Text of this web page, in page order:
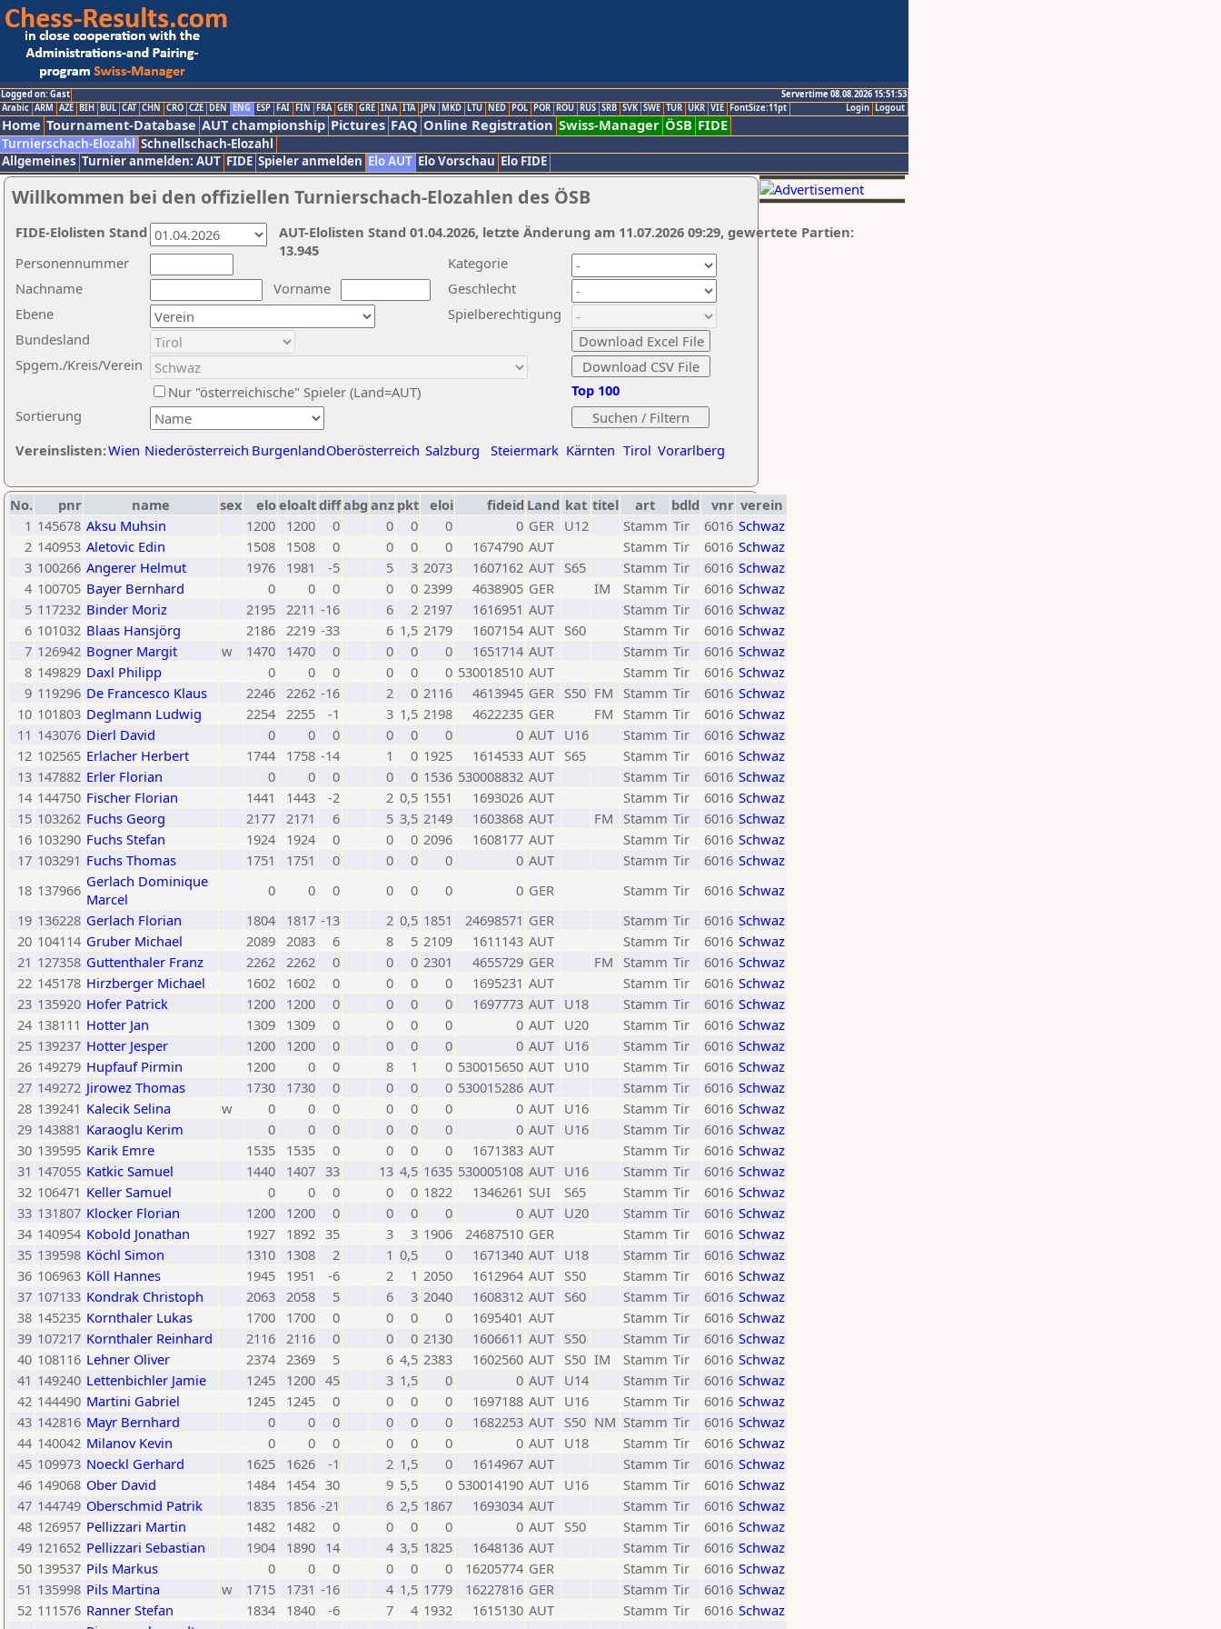
Logged on: Gast
Servertime 08.08.2026 15:51:53
Logout
Login
Arabic ARM AZE BIH BUL CAT CHN CRO CZE DEN ENG ESP FAI FIN FRA GER GRE INA ITA JPN MKD LTU NED POL POR ROU RUS SRB SVK SWE TUR UKR VIE FontSize:11pt
Home Tournament-Database AUT championship Pictures FAQ Online Registration Swiss-Manager ÖSB FIDE
Turnierschach-Elozahl Schnellschach-Elozahl
Allgemeines Turnier anmelden: AUT FIDE Spieler anmelden Elo AUT Elo Vorschau Elo FIDE
Willkommen bei den offiziellen Turnierschach-Elozahlen des ÖSB
Nachname
Vorname
Ebene
Kategorie
Sortierung
Personennummer
Bundesland
Spgem./Kreis/Verein
Geschlecht
Nur "österreichische" Spieler (Land=AUT)
Spielberechtigung
Vereinslisten:Wien Niederösterreich BurgenlandOberösterreich Salzburg Steiermark Kärnten Tirol Vorarlberg
Top 100
AUT-Elolisten Stand 01.04.2026, letzte Änderung am 11.07.2026 09:29, gewertete Partien:
13.945
FIDE-Elolisten Stand
No. pnr name sex eloeloaltdiffabg anz pkt eloi fideid Land kat titel art bdld vnr verein
1 145678 Aksu Muhsin 1200 1200 0 0 0 0 0 GER U12 Stamm Tir 6016 Schwaz
2 140953 Aletovic Edin 1508 1508 0 0 0 0 1674790 AUT Stamm Tir 6016 Schwaz
3 100266 Angerer Helmut 1976 1981 -5 5 3 2073 1607162 AUT S65 Stamm Tir 6016 Schwaz
4 100705 Bayer Bernhard 0 0 0 0 0 2399 4638905 GER IM Stamm Tir 6016 Schwaz
5 117232 Binder Moriz 2195 2211 -16 6 2 2197 1616951 AUT Stamm Tir 6016 Schwaz
6 101032 Blaas Hansjörg 2186 2219 -33 6 1,5 2179 1607154 AUT S60 Stamm Tir 6016 Schwaz
7 126942 Bogner Margit w 1470 1470 0 0 0 0 1651714 AUT Stamm Tir 6016 Schwaz
8 149829 Daxl Philipp 0 0 0 0 0 0 530018510 AUT Stamm Tir 6016 Schwaz
9 119296 De Francesco Klaus 2246 2262 -16 2 0 2116 4613945 GER S50 FM Stamm Tir 6016 Schwaz
10 101803 Deglmann Ludwig 2254 2255 -1 3 1,5 2198 4622235 GER FM Stamm Tir 6016 Schwaz
11 143076 Dierl David 0 0 0 0 0 0 0 AUT U16 Stamm Tir 6016 Schwaz
12 102565 Erlacher Herbert 1744 1758 -14 1 0 1925 1614533 AUT S65 Stamm Tir 6016 Schwaz
13 147882 Erler Florian 0 0 0 0 0 1536 530008832 AUT Stamm Tir 6016 Schwaz
14 144750 Fischer Florian 1441 1443 -2 2 0,5 1551 1693026 AUT Stamm Tir 6016 Schwaz
15 103262 Fuchs Georg 2177 2171 6 5 3,5 2149 1603868 AUT FM Stamm Tir 6016 Schwaz
16 103290 Fuchs Stefan 1924 1924 0 0 0 2096 1608177 AUT Stamm Tir 6016 Schwaz
17 103291 Fuchs Thomas 1751 1751 0 0 0 0 0 AUT Stamm Tir 6016 Schwaz
18 137966 Gerlach Dominique
Marcel
0 0 0 0 0 0 0 GER Stamm Tir 6016 Schwaz
19 136228 Gerlach Florian 1804 1817 -13 2 0,5 1851 24698571 GER Stamm Tir 6016 Schwaz
20 104114 Gruber Michael 2089 2083 6 8 5 2109 1611143 AUT Stamm Tir 6016 Schwaz
21 127358 Guttenthaler Franz 2262 2262 0 0 0 2301 4655729 GER FM Stamm Tir 6016 Schwaz
22 145178 Hirzberger Michael 1602 1602 0 0 0 0 1695231 AUT Stamm Tir 6016 Schwaz
23 135920 Hofer Patrick 1200 1200 0 0 0 0 1697773 AUT U18 Stamm Tir 6016 Schwaz
24 138111 Hotter Jan 1309 1309 0 0 0 0 0 AUT U20 Stamm Tir 6016 Schwaz
25 139237 Hotter Jesper 1200 1200 0 0 0 0 0 AUT U16 Stamm Tir 6016 Schwaz
26 149279 Hupfauf Pirmin 1200 0 0 8 1 0 530015650 AUT U10 Stamm Tir 6016 Schwaz
27 149272 Jirowez Thomas 1730 1730 0 0 0 0 530015286 AUT Stamm Tir 6016 Schwaz
28 139241 Kalecik Selina w 0 0 0 0 0 0 0 AUT U16 Stamm Tir 6016 Schwaz
29 143881 Karaoglu Kerim 0 0 0 0 0 0 0 AUT U16 Stamm Tir 6016 Schwaz
30 139595 Karik Emre 1535 1535 0 0 0 0 1671383 AUT Stamm Tir 6016 Schwaz
31 147055 Katkic Samuel 1440 1407 33 13 4,5 1635 530005108 AUT U16 Stamm Tir 6016 Schwaz
32 106471 Keller Samuel 0 0 0 0 0 1822 1346261 SUI S65 Stamm Tir 6016 Schwaz
33 131807 Klocker Florian 1200 1200 0 0 0 0 0 AUT U20 Stamm Tir 6016 Schwaz
34 140954 Kobold Jonathan 1927 1892 35 3 3 1906 24687510 GER Stamm Tir 6016 Schwaz
35 139598 Köchl Simon 1310 1308 2 1 0,5 0 1671340 AUT U18 Stamm Tir 6016 Schwaz
36 106963 Köll Hannes 1945 1951 -6 2 1 2050 1612964 AUT S50 Stamm Tir 6016 Schwaz
37 107133 Kondrak Christoph 2063 2058 5 6 3 2040 1608312 AUT S60 Stamm Tir 6016 Schwaz
38 145235 Kornthaler Lukas 1700 1700 0 0 0 0 1695401 AUT Stamm Tir 6016 Schwaz
39 107217 Kornthaler Reinhard 2116 2116 0 0 0 2130 1606611 AUT S50 Stamm Tir 6016 Schwaz
40 108116 Lehner Oliver 2374 2369 5 6 4,5 2383 1602560 AUT S50 IM Stamm Tir 6016 Schwaz
41 149240 Lettenbichler Jamie 1245 1200 45 3 1,5 0 0 AUT U14 Stamm Tir 6016 Schwaz
42 144490 Martini Gabriel 1245 1245 0 0 0 0 1697188 AUT U16 Stamm Tir 6016 Schwaz
43 142816 Mayr Bernhard 0 0 0 0 0 0 1682253 AUT S50 NM Stamm Tir 6016 Schwaz
44 140042 Milanov Kevin 0 0 0 0 0 0 0 AUT U18 Stamm Tir 6016 Schwaz
45 109973 Noeckl Gerhard 1625 1626 -1 2 1,5 0 1614967 AUT Stamm Tir 6016 Schwaz
46 149068 Ober David 1484 1454 30 9 5,5 0 530014190 AUT U16 Stamm Tir 6016 Schwaz
47 144749 Oberschmid Patrik 1835 1856 -21 6 2,5 1867 1693034 AUT Stamm Tir 6016 Schwaz
48 126957 Pellizzari Martin 1482 1482 0 0 0 0 0 AUT S50 Stamm Tir 6016 Schwaz
49 121652 Pellizzari Sebastian 1904 1890 14 4 3,5 1825 1648136 AUT Stamm Tir 6016 Schwaz
50 139537 Pils Markus 0 0 0 0 0 0 16205774 GER Stamm Tir 6016 Schwaz
51 135998 Pils Martina w 1715 1731 -16 4 1,5 1779 16227816 GER Stamm Tir 6016 Schwaz
52 111576 Ranner Stefan 1834 1840 -6 7 4 1932 1615130 AUT Stamm Tir 6016 Schwaz